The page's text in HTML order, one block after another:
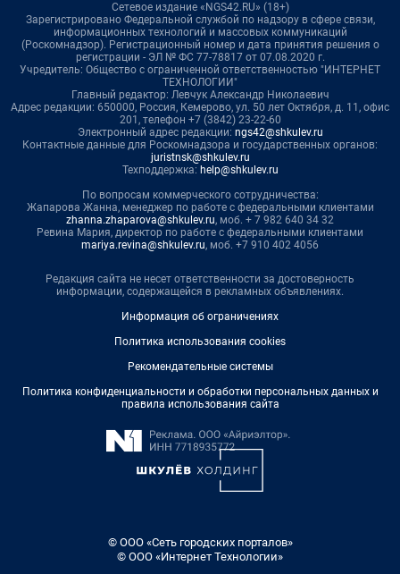
Сетевое издание «NGS42.RU» (18+)
Зарегистрировано Федеральной службой по надзору в сфере связи,
информационных технологий и массовых коммуникаций
(Роскомнадзор). Регистрационный номер и дата принятия решения о
регистрации - ЭЛ № ФС 77-78817 от 07.08.2020 г.
Учредитель: Общество с ограниченной ответственностью "ИНТЕРНЕТ
ТЕХНОЛОГИИ"
Главный редактор: Левчук Александр Николаевич
Адрес редакции: 650000, Россия, Кемерово, ул. 50 лет Октября, д. 11, офис
201, телефон +7 (3842) 23-22-60
Электронный адрес редакции: ngs42@shkulev.ru
Контактные данные для Роскомнадзора и государственных органов:
juristnsk@shkulev.ru
Техподдержка: help@shkulev.ru
По вопросам коммерческого сотрудничества:
Жапарова Жанна, менеджер по работе с федеральными клиентами
zhanna.zhaparova@shkulev.ru, моб. + 7 982 640 34 32
Ревина Мария, директор по работе с федеральными клиентами
mariya.revina@shkulev.ru, моб. +7 910 402 4056
Редакция сайта не несет ответственности за достоверность
информации, содержащейся в рекламных объявлениях.
Информация об ограничениях
Политика использования cookies
Рекомендательные системы
Политика конфиденциальности и обработки персональных данных и
правила использования сайта
© ООО «Сеть городских порталов»
© ООО «Интернет Технологии»